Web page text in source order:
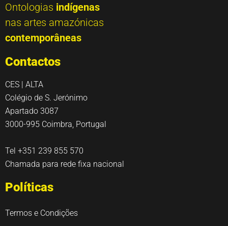
Ontologias indígenas
nas artes amazónicas
contemporâneas
Contactos
CES | ALTA
Colégio de S. Jerónimo
Apartado 3087
3000-995 Coimbra, Portugal
Tel +351 239 855 570
Chamada para rede fixa nacional
Políticas
Termos e Condições